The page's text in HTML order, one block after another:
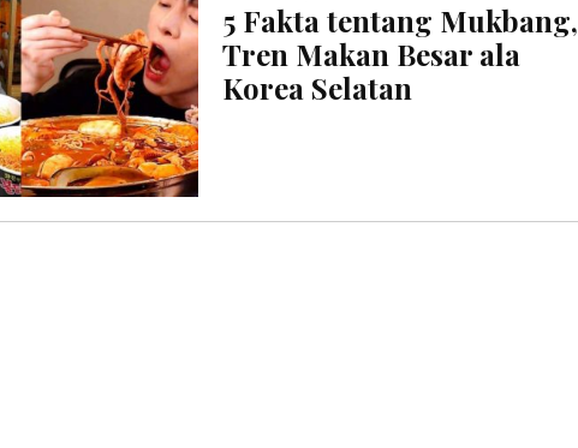
5 Fakta tentang Mukbang,
Tren Makan Besar ala
Korea Selatan